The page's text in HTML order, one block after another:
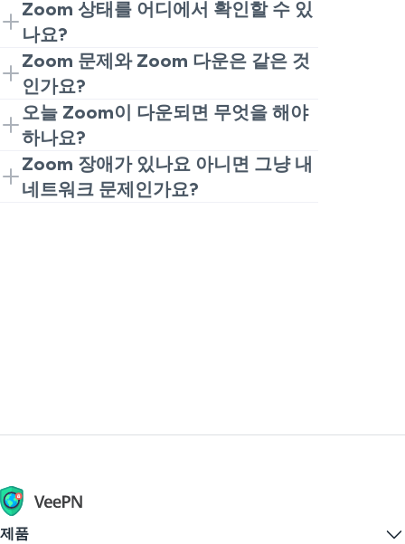
습니다. 보고가 저조한 경우에는 문제를
귀하의 측에서 찾을 수 있습니다.
항상 세 가지 요소 중 하나 때문입니다. 실
제 Zoom 장애, 연결 문제 또는 장치 문제
일 수 있습니다. 네트워크를 변경하고, 애
플리케이션을 재시작하고, 다시 로그인해
보세요. 다른 사용자들도 Zoom이 작동하
지 않는다고 보고하고 있다면, 서비스에
문제가 있을 가능성이 높습니다.
Zoom 상태를 어디에서 확인할 수 있
나요?
이 VeePN의 다운 시간 실시간 추적기를
통해 Zoom 상태를 확인할 수 있습니다.
또한 Zoom의 공식 서비스 상태 페이지에
서도 확인할 수 있습니다. 이는 Zoom의
다운 시간, 로그인 문제 또는 기타 서비스
관련 문제가 있는지 확인하는 가장 빠른
방법입니다.
Zoom 문제와 Zoom 다운은 같은 것
인가요?
가장 흔한 Zoom 문제에는 느린 로딩, 전
화 끊김 또는 하나의 기능 문제와 나머지
기능이 정상 작동하는 경우가 포함됩니다.
Zoom 다운은 더 큰 규모에서 서비스가
작동하지 않는 것을 의미합니다. 많은 사
오늘 Zoom이 다운되면 무엇을 해야
하나요?
"오늘 Zoom 다운"이라고 보이면 애플리
케이션을 새로고침하고 인터넷 연결 품질
을 확인한 후 다른 브라우저나 장치를 사
Zoom 장애가 있나요 아니면 그냥 내
네트워크 문제인가요?
제품